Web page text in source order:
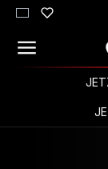
Zum